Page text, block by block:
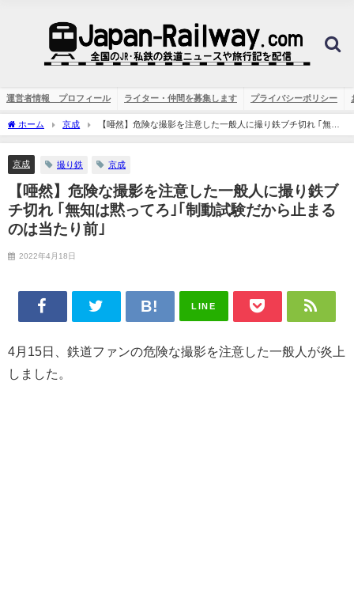
運営者情報 プロフィール ライター・仲間を募集します プライバシーポリシー
ホーム 京成
【唖然】危険な撮影を注意した一般人に撮り鉄ブチ切れ ｢無知
は黙ってろ｣｢制動試験だから止まるのは当たり前｣
京成 撮り鉄 京成
【唖然】危険な撮影を注意した一般人に撮り鉄ブ
チ切れ ｢無知は黙ってろ｣｢制動試験だから止まる
のは当たり前｣
2022年4月18日
LINE
4月15日、鉄道ファンの危険な撮影を注意した一般人が炎上
しました。